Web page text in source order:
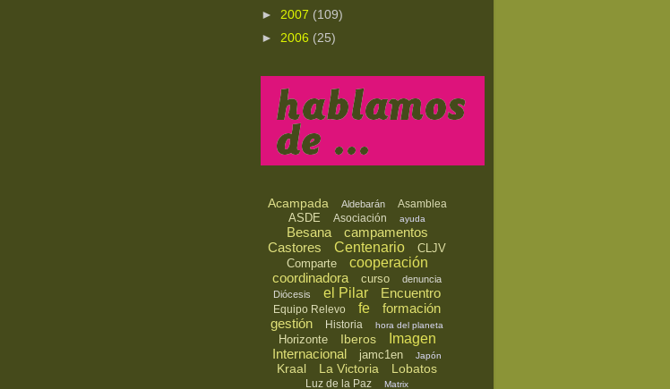
► 2007 (109)
► 2006 (25)
Acampada Aldebarán Asamblea
ASDE Asociación ayuda
Besana
campamentos
Castores
Centenario
CLJV
Comparte
cooperación
coordinadora
curso
denuncia
Diócesis
el Pilar Encuentro
Equipo Relevo fe
formación
gestión
Historia hora del planeta
Horizonte Iberos
Imagen
Internacional
jamc1en Japón
Kraal La Victoria Lobatos
Luz de la Paz Matrix